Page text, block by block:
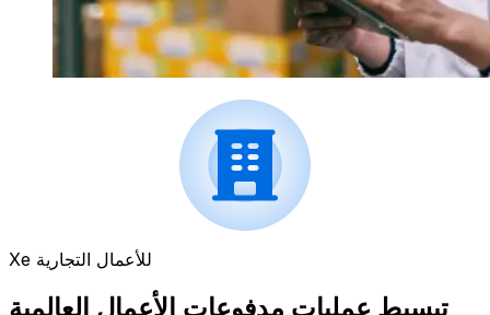
Xe للأعمال التجارية
تبسيط عمليات مدفوعات الأعمال العالمية